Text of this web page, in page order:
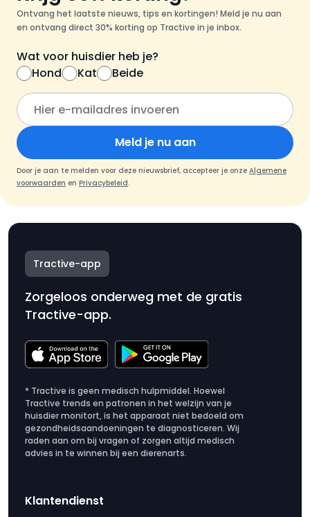
Ontvang het laatste nieuws, tips en kortingen! Meld je nu aan
en ontvang direct 30% korting op Tractive in je inbox.
Wat voor huisdier heb je?
Hond
Kat Beide
Meld je nu aan
Door je aan te melden voor deze nieuwsbrief, accepteer je onze Algemene
voorwaarden en Privacybeleid.
Tractive-app
Zorgeloos onderweg met de gratis
Tractive-app.
* Tractive is geen medisch hulpmiddel. Hoewel
Tractive trends en patronen in het welzijn van je
huisdier monitort, is het apparaat niet bedoeld om
gezondheidsaandoeningen te diagnosticeren. Wij
raden aan om bij vragen of zorgen altijd medisch
advies in te winnen bij een dierenarts.
Klantendienst